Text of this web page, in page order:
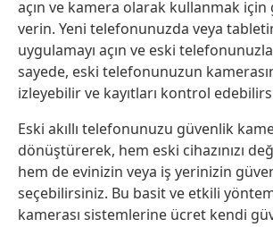
açın ve kamera olarak kullanmak
verin. Yeni telefonunuzda veya
uygulamayı açın ve eski
sayede, eski telefonunuzun
izleyebilir ve kayıtları kontrol
Eski akıllı telefonunuzu güvenlik
dönüştürerek, hem eski cihazınızı
hem de evinizin veya iş yerinizin
seçebilirsiniz. Bu basit ve etkili
kamerası sistemlerine ücret kendi